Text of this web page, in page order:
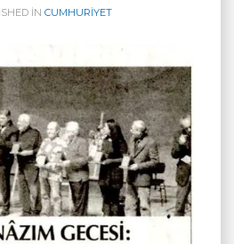
IN CUMHURİYET